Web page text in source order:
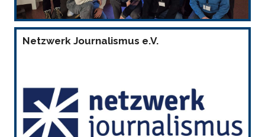
Netzwerk Journalismus e.V.